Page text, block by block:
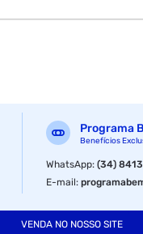
Programa
Benefícios
WhatsApp:(34)
E-mail:
VENDA NO NOSSO SITE